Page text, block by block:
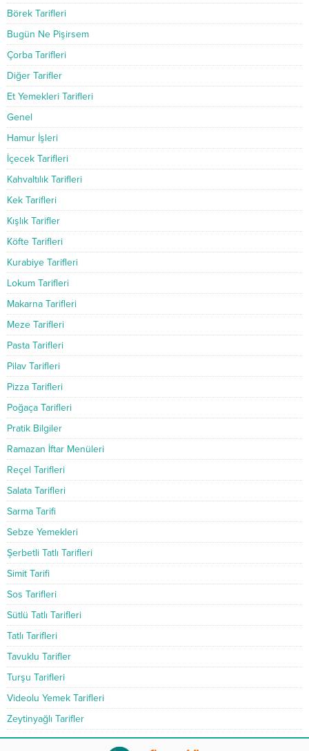
Börek Tarifleri
Bugün Ne Pişirsem
Çorba Tarifleri
Diğer Tarifler
Et Yemekleri Tarifleri
Genel
Hamur İşleri
İçecek Tarifleri
Kahvaltılık Tarifleri
Kek Tarifleri
Kışlık Tarifler
Köfte Tarifleri
Kurabiye Tarifleri
Lokum Tarifleri
Makarna Tarifleri
Meze Tarifleri
Pasta Tarifleri
Pilav Tarifleri
Pizza Tarifleri
Poğaça Tarifleri
Pratik Bilgiler
Ramazan İftar Menüleri
Reçel Tarifleri
Salata Tarifleri
Sarma Tarifi
Sebze Yemekleri
Şerbetli Tatlı Tarifleri
Simit Tarifi
Sos Tarifleri
Sütlü Tatlı Tarifleri
Tatlı Tarifleri
Tavuklu Tarifler
Turşu Tarifleri
Videolu Yemek Tarifleri
Zeytinyağlı Tarifler